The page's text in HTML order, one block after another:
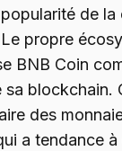
de
propre
BNB Coin
blockchain.
des
a tendance